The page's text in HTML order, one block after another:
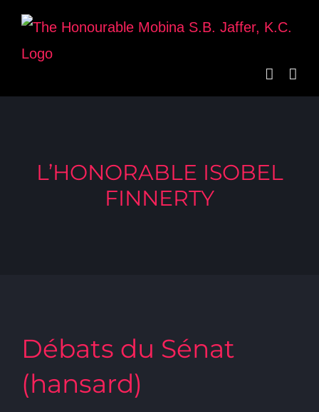
Skip
content
L’HONORABLE ISOBEL
FINNERTY
Débats du Sénat
(hansard)